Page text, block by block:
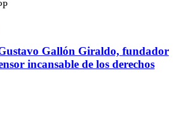
Gallón Giraldo, fundador
incansable de los derechos